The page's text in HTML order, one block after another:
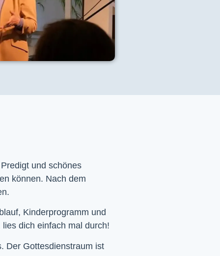
und schönes
können. Nach dem
Kinderprogramm und
dich einfach mal durch!
Der Gottesdienstraum ist